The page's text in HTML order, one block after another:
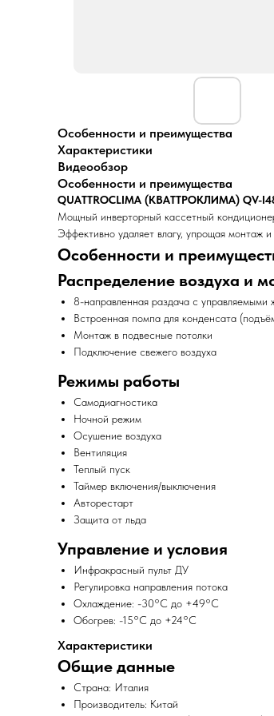
Особенности и преимущества
Характеристики
Видеообзор
Особенности и преимущества
QUATTROCLIMA (КВАТТРОКЛИМА) QV-
Мощный инверторный кассетный
Эффективно удаляет влагу, упрощая монтаж
Особенности и
Распределение воздуха и
8-направленная раздача с управляемыми
Встроенная помпа для конденсата
Монтаж в подвесные потолки
Подключение свежего воздуха
Режимы работы
Самодиагностика
Ночной режим
Осушение воздуха
Вентиляция
Теплый пуск
Таймер включения/выключения
Авторестарт
Защита от льда
Управление и условия
Инфракрасный пульт ДУ
Регулировка направления потока
Охлаждение: -30°C до +49°C
Обогрев: -15°C до +24°C
Характеристики
Общие данные
Страна: Италия
Производитель: Китай